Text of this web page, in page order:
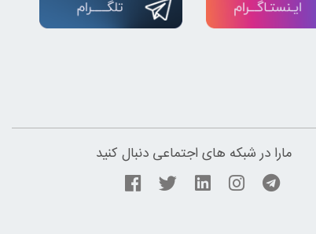
مارا در شبکه های اجتماعی دنبال کنید